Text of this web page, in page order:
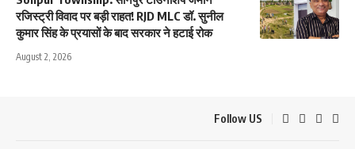
रजिस्ट्री विवाद पर बड़ी राहत! RJD MLC डॉ. सुनील
कुमार सिंह के प्रयासों के बाद सरकार ने हटाई रोक
August 2, 2026
Follow US